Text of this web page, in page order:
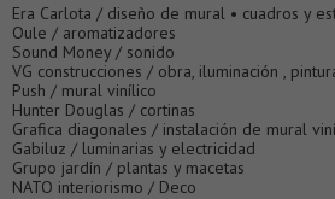
Era Carlota / diseño de mural • cuadros y
Oule / aromatizadores
Sound Money / sonido
VG construcciones / obra, iluminación ,
Push / mural vinílico
Hunter Douglas / cortinas
Grafica diagonales / instalación de mural
Gabiluz / luminarias y electricidad
Grupo jardín / plantas y macetas
NATO interiorismo / Deco